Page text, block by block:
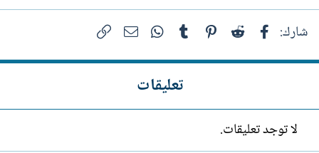
شارك: فيسبوك Reddit
Pinterest
Tumblr
WhatsAppالبريد الإلكتروني
تعليقات
لا توجد تعليقات.